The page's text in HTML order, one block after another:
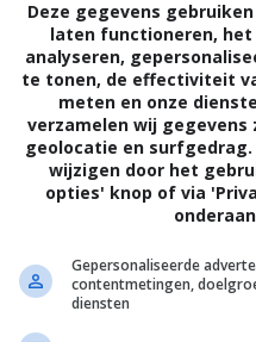
THRILLER
lichamen van
de politie dat ze deze
te stoppen. Iedere
dit waargebeurde, intense
ooit, die
Deze gegevens
laten functioneren,
analyseren,
te tonen, de effectiviteit
meten en onze
verzamelen wij gegevens
geolocatie en
wijzigen door het
opties' knop of via
Gepersonaliseerde
contentmetingen,
diensten